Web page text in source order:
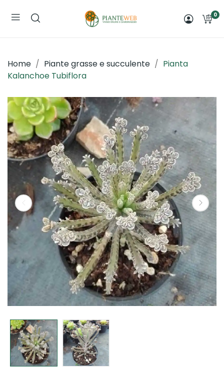
0
Home Piante grasse e succulente
Pianta
Kalanchoe Tubiflora